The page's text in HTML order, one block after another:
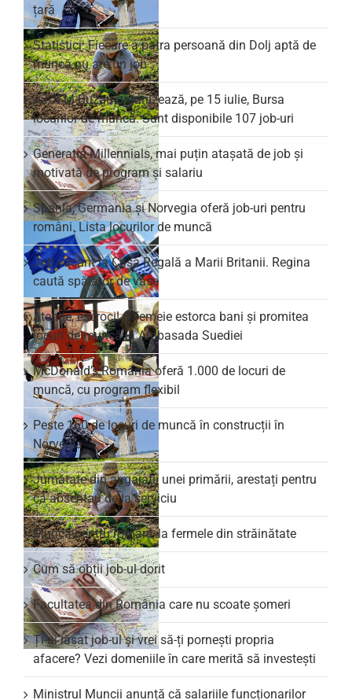
țară
Statistici: Fiecare a patra persoană din Dolj aptă de
muncă nu are un job
AJOFM Buzău organizează, pe 15 iulie, Bursa
locurilor de muncă. Sunt disponibile 107 job-uri
Generația Millennials, mai puțin atașată de job și
motivată de program și salariu
Spania, Germania și Norvegia oferă job-uri pentru
români. Lista locurilor de muncă
Job vacant la Casa Regală a Marii Britanii. Regina
caută spălător de vase
Atenție, escroci! O femeie estorca bani și promitea
locuri de muncă la Ambasada Suediei
McDonald’s România oferă 1.000 de locuri de
muncă, cu program flexibil
Peste 160 de locuri de muncă în construcții în
Norvegia
Jumătate din angajații unei primării, arestați pentru
că absentau de la serviciu
Muncă pentru români, la fermele din străinătate
Cum să obții job-ul dorit
Facultatea din România care nu scoate şomeri
Ți-ai lăsat job-ul și vrei să-ți pornești propria
afacere? Vezi domeniile în care merită să investești
Ministrul Muncii anunță că salariile funcționarilor